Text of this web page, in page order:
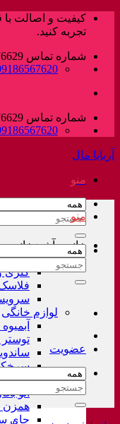
پرش
کیفیت و اصالت با
تجربه کنید.
شماره تماس 09302776629
شماره تماس 09302776629
آربابا مال
منو
جستجو
خانه و آشپزخانه
لوازم
کتری
لوازم خانگی
توستر
اتو
همزن
چای
منو
جستجو
عضویت
جستجو